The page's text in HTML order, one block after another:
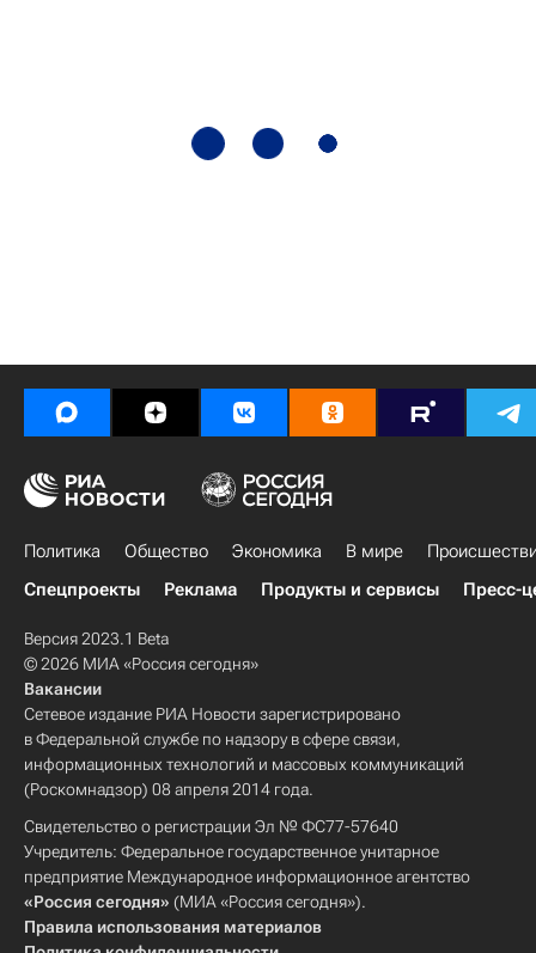
Политика Общество Экономика В мире
Спецпроекты
Реклама Продукты и сервисы Пресс-
Версия 2023.1 Beta
© 2026 МИА «Россия сегодня»
Вакансии
Сетевое издание РИА Новости зарегистрировано
в Федеральной службе по надзору в сфере связи,
информационных технологий и массовых коммуникаций
(Роскомнадзор) 08 апреля 2014 года.
Свидетельство о регистрации Эл № ФС77-57640
Учредитель: Федеральное государственное унитарное
предприятие Международное информационное агентство
«Россия сегодня» (МИА «Россия сегодня»).
Правила использования материалов